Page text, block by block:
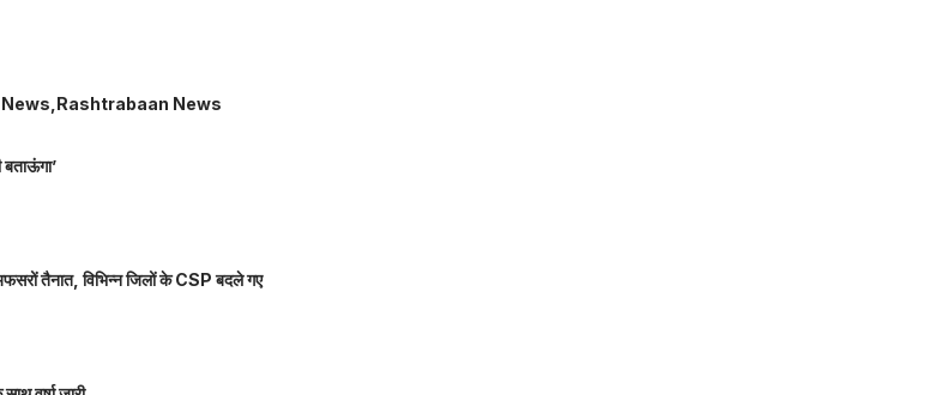
Rashtrabaan News
तैनात, विभिन्न जिलों के CSP बदले गए